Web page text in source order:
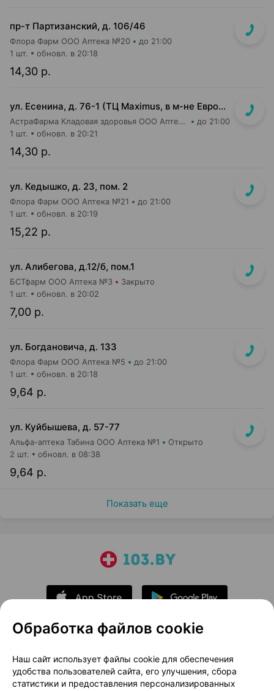
пр-т Партизанский, д. 106/46
Флора Фарм ООО Аптека №20 до 21:00
14,30 р.
1 шт. обновл. в 20:18
ул. Есенина, д. 76-1 (ТЦ Maximus, в м-не Евроопт Super)
АстраФарма Кладовая здоровья ООО Аптека №9 до 21:00
14,30 р.
1 шт. обновл. в 20:21
ул. Кедышко, д. 23, пом. 2
Флора Фарм ООО Аптека №21 до 21:00
15,22 р.
1 шт. обновл. в 20:19
ул. Алибегова, д.12/б, пом.1
БСТфарм ООО Аптека №3 Закрыто
7,00 р.
1 шт. обновл. в 20:02
ул. Богдановича, д. 133
Флора Фарм ООО Аптека №5 до 21:00
9,64 р.
1 шт. обновл. в 20:18
ул. Куйбышева, д. 57-77
Альфа-аптека Табина ООО Аптека №1 Открыто
9,64 р.
2 шт. обновл. в 08:38
Показать еще
О проекте
Новости проекта
Размещение рекламы
Медицинский маркетинг
Обработка файлов cookie
Наш сайт использует файлы cookie для обеспечения
удобства пользователей сайта, его улучшения, сбора
статистики и предоставления персонализированных